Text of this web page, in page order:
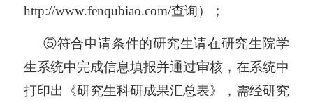
http://www.fenqubiao.com/查询）；
⑤符合申请条件的研究生请在研究生院学
生系统中完成信息填报并通过审核，在系统中
打印出《研究生科研成果汇总表》，需经研究